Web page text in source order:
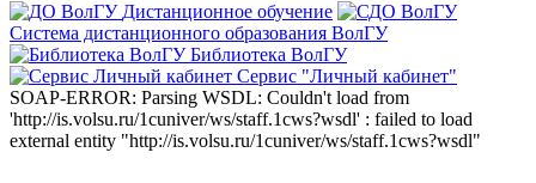
Дистанционное обучение
Система дистанционного образования ВолГУ
Библиотека ВолГУ
Сервис "Личный кабинет"
SOAP-ERROR: Parsing WSDL: Couldn't load from
'http://is.volsu.ru/1cuniver/ws/staff.1cws?wsdl' : failed to load
external entity "http://is.volsu.ru/1cuniver/ws/staff.1cws?wsdl"